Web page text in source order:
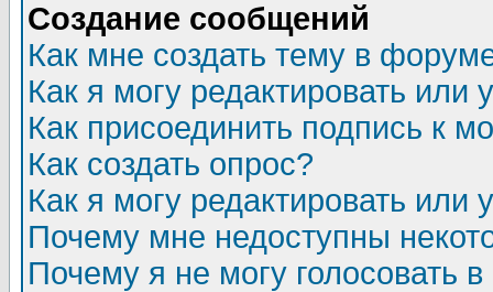
Создание сообщений
Как мне создать тему в
Как я могу редактировать или
Как присоединить подпись к
Как создать опрос?
Как я могу редактировать или
Почему мне недоступны
Почему я не могу голосовать